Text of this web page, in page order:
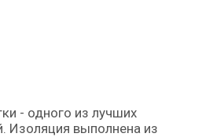
- одного из лучших
Изоляция выполнена из